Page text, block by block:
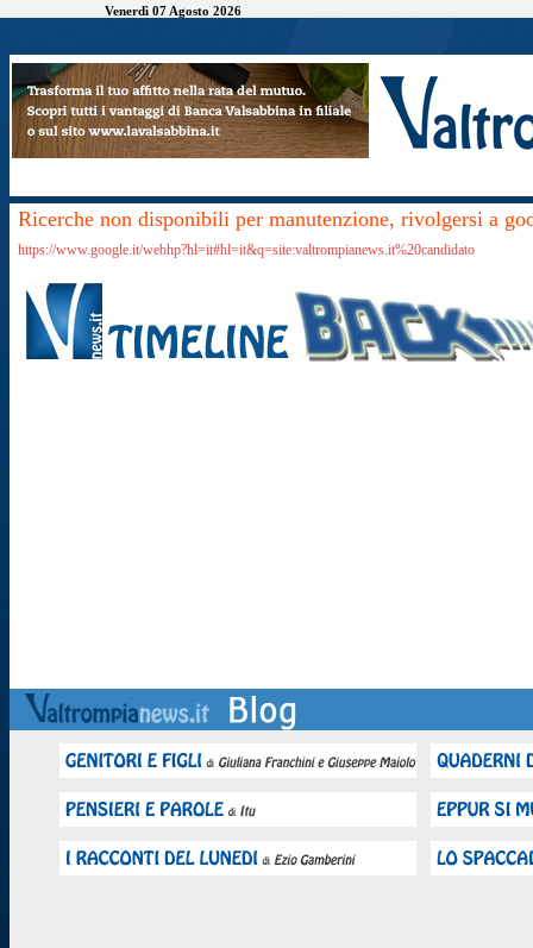
Venerdì 07 Agosto 2026
Ricerche non disponibili per manutenzione, rivolgersi a
https://www.google.it/webhp?hl=it#hl=it&q=site:valtrompianews.it%20candidato